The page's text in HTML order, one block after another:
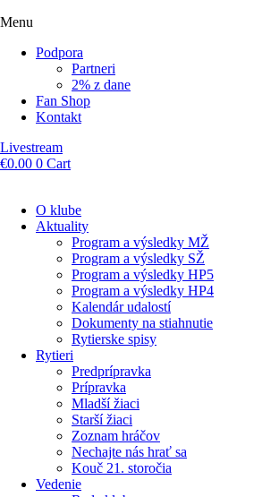
Menu
Podpora
Partneri
2% z dane
Fan Shop
Kontakt
Livestream
€0.00 0 Cart
O klube
Aktuality
Program a výsledky MŽ
Program a výsledky SŽ
Program a výsledky HP5
Program a výsledky HP4
Kalendár udalostí
Dokumenty na stiahnutie
Rytierske spisy
Rytieri
Predprípravka
Prípravka
Mladší žiaci
Starší žiaci
Zoznam hráčov
Nechajte nás hrať sa
Kouč 21. storočia
Vedenie